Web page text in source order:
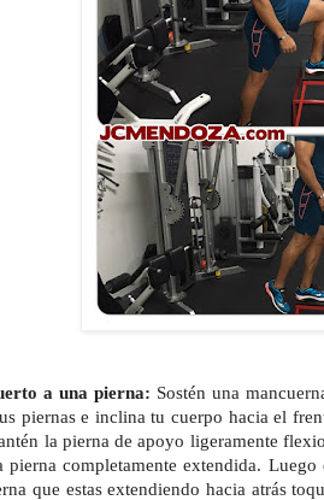
a una pierna: Sostén una
piernas e inclina tu cuerpo hacia el
la pierna de apoyo ligeramente
pierna completamente extendida.
que estas extendiendo hacia atrás